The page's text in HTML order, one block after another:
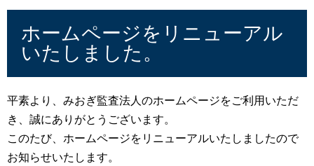
ホームページをリニューアル
いたしました。
平素より、みおぎ監査法人のホームページをご利用いただ
き、誠にありがとうございます。
このたび、ホームページをリニューアルいたしましたので
お知らせいたします。